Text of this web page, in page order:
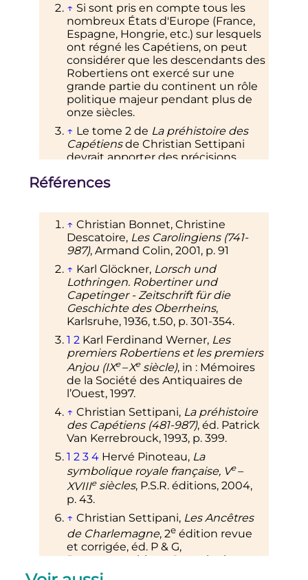
↑ Si sont pris en compte tous les
nombreux États d'Europe (France,
Espagne, Hongrie, etc.) sur lesquels
ont régné les Capétiens, on peut
considérer que les descendants des
Robertiens ont exercé sur une
grande partie du continent un rôle
politique majeur pendant plus de
onze siècles.
↑ Le tome 2 de La préhistoire des
Capétiensde Christian Settipani
devrait apporter des précisions.
troisième fils, le comte Ingramn
Ermengarde, mariée à
Louis er
Pieux, mais il semble plus
probablement être neveu de saint
Chrodegand.
↑ Hugues le GrandetHugues
Capetportèrent le titre de duc des
Francs avant de remplacer à la tête
du Royaume des Francs les
CarolingienscommeCharles Martel
et Pépin le Brefavant de remplacer
lesMérovingiens.
↑Adélaïde de Poitiers est fille de
Guillaume III, comte de Poitiers, et
d'Adèle de Normandie. Guillaume III
est petit-fils de RamnulfIer, comte
de Poitiers, dont la mère est une
descendante carolingienne (voir
Ramnulf Ier de Poitiers). Adèle de
Normandie est fille deRollonet de
Poppa de Bayeux, également
descendante carolingienne (voir
l'article Poppa de Bayeux).
Références
↑ Christian Bonnet, Christine
Descatoire, Les Carolingiens (741-
987), Armand Colin, 2001, p. 91
↑ Karl Glöckner, Lorsch und
Lothringen. Robertiner und
Capetinger - Zeitschrift für die
Geschichte des Oberrheins,
Karlsruhe, 1936, t.50, p. 301-354.
1 2 Karl Ferdinand Werner, Les
premiers Robertiens et les premiers
Anjou (IXe–Xe siècle), in : Mémoires
de la Société des Antiquaires de
l’Ouest, 1997.
↑ Christian Settipani, La préhistoire
des Capétiens (481-987), éd. Patrick
Van Kerrebrouck, 1993, p. 399.
1 2 3 4 Hervé Pinoteau, La
symbolique royale française, Ve–
XVIIIe siècles, P.S.R. éditions, 2004,
p. 43.
↑ Christian Settipani, Les Ancêtres
de Charlemagne, 2e édition revue
et corrigée, éd. P & G,
Prosopographia et Genealogica,
2015, p. 103.